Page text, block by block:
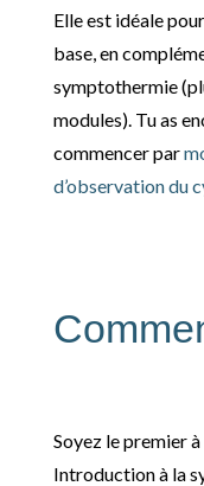
Elle est idéale
base, en
symptothermie
modules). Tu as
commencer par
d’observation du
Soyez le premier
Introduction à la